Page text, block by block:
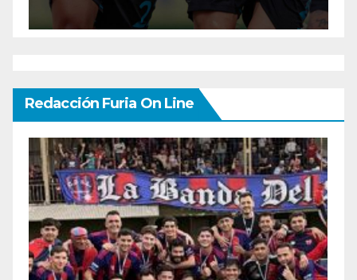
Redacción Furia On Line